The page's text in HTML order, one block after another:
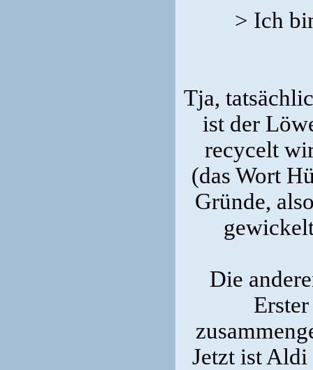
> Ich
Tja,
ist der
recycelt
(das Wort
Gründe,
Die
Jetzt ist Aldi